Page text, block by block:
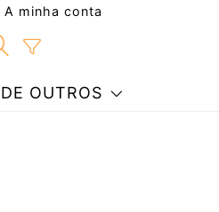
A minha conta
DE OUTROS